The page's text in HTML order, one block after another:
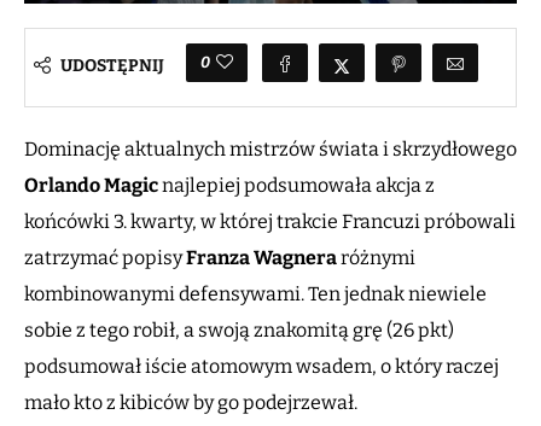
UDOSTĘPNIJ 0
Dominację aktualnych mistrzów świata i skrzydłowego
Orlando Magicnajlepiej podsumowała akcja z
końcówki 3. kwarty, w której trakcie Francuzi próbowali
zatrzymać popisyFranza Wagneraróżnymi
kombinowanymi defensywami. Ten jednak niewiele
sobie z tego robił, a swoją znakomitą grę (26 pkt)
podsumował iście atomowym wsadem, o który raczej
mało kto z kibiców by go podejrzewał.